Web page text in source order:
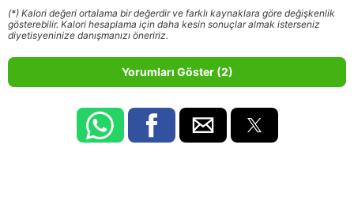
(*) Kalori değeri ortalama bir değerdir ve farklı kaynaklara göre değişkenlik
gösterebilir. Kalori hesaplama için daha kesin sonuçlar almak isterseniz
diyetisyeninize danışmanızı öneririz.
Yorumları Göster (2)